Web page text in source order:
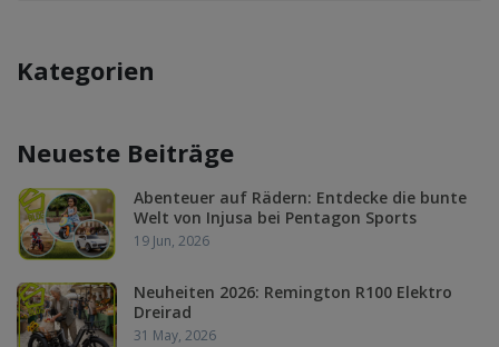
Kategorien
Neueste Beiträge
Abenteuer auf Rädern: Entdecke die bunte
Welt von Injusa bei Pentagon Sports
19 Jun, 2026
Neuheiten 2026: Remington R100 Elektro
Dreirad
31 May, 2026